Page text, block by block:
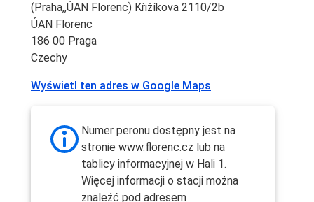
(Praha,,ÚAN Florenc) Křižíkova 2110/2b
ÚAN Florenc
186 00 Praga
Czechy
Wyświetl ten adres w Google Maps
Numer peronu dostępny jest na
stronie www.florenc.cz lub na
tablicy informacyjnej w Hali 1.
Więcej informacji o stacji można
znaleźć pod adresem